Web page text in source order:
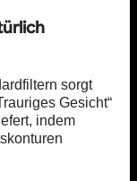
sorgt
Gesicht“
indem